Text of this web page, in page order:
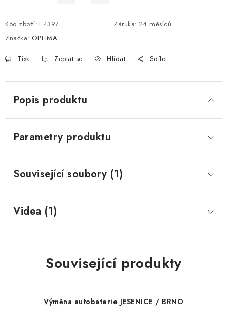
KONFIGURÁTOR AUTOBATERIÍ
VÝMĚNA AUTOBATERIE
OBCHODNÍ PODMÍNKY
OCHRANA OSOBNÍCH ÚDAJŮ
JAK NA TO S BATTERY.CZ
ČASTO KLADENÉ OTÁZKY, FAQ
Kód zboží: E4397 Záruka: 24 měsíců
Značka: OPTIMA
Tisk Zeptat se Hlídat Sdílet
Popis produktu
Parametry produktu
Související soubory (1)
Videa (1)
Související produkty
Výměna autobaterie JESENICE / BRNO